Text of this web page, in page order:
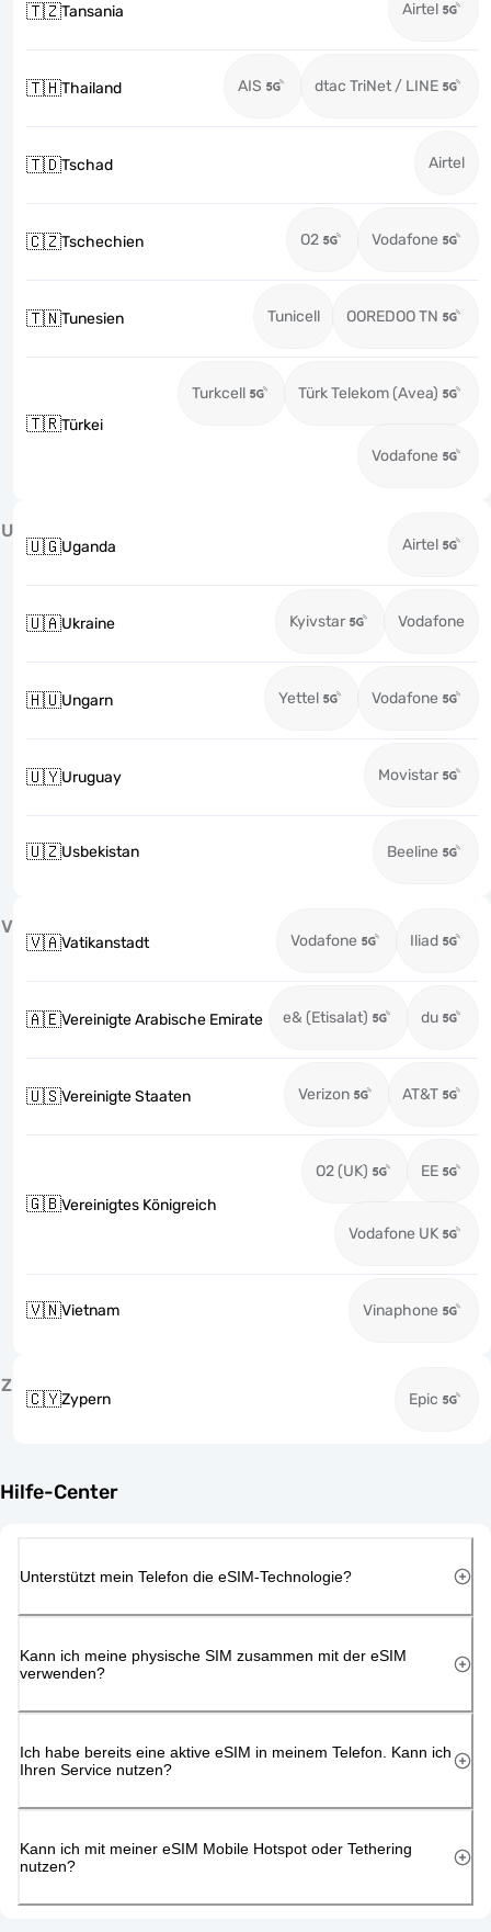
🇹🇿Tansania Airtel
🇹🇭Thailand AIS dtac TriNet / LINE
🇹🇩Tschad Airtel
🇨🇿Tschechien O2 Vodafone
🇹🇳Tunesien Tunicell OOREDOO TN
🇹🇷Türkei
Turkcell Türk Telekom (Avea)
Vodafone
U
🇺🇬Uganda Airtel
🇺🇦Ukraine Kyivstar Vodafone
🇭🇺Ungarn Yettel Vodafone
🇺🇾Uruguay Movistar
🇺🇿Usbekistan Beeline
V
🇻🇦Vatikanstadt Vodafone Iliad
🇦🇪Vereinigte Arabische Emirate e& (Etisalat) du
🇺🇸Vereinigte Staaten Verizon AT&T
🇬🇧Vereinigtes Königreich
O2 (UK) EE
Vodafone UK
🇻🇳Vietnam Vinaphone
Z
🇨🇾Zypern Epic
Hilfe-Center
Unterstützt mein Telefon die eSIM-Technologie?
Kann ich meine physische SIM zusammen mit der eSIM
verwenden?
Ich habe bereits eine aktive eSIM in meinem Telefon. Kann ich
Ihren Service nutzen?
Kann ich mit meiner eSIM Mobile Hotspot oder Tethering
nutzen?